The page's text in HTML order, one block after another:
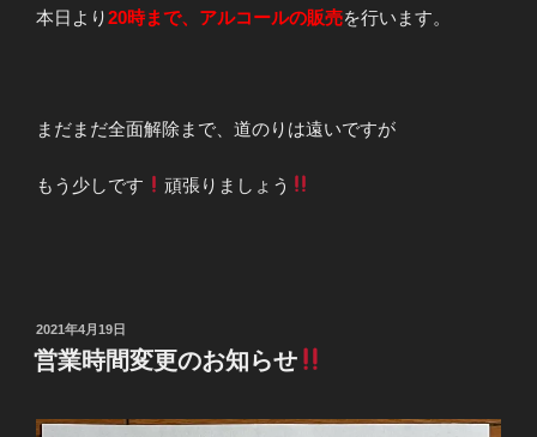
本日より20時まで、アルコールの販売を行います。
まだまだ全面解除まで、道のりは遠いですが
もう少しです 頑張りましょう
投
稿
日:
2021年4月19日
営業時間変更のお知らせ